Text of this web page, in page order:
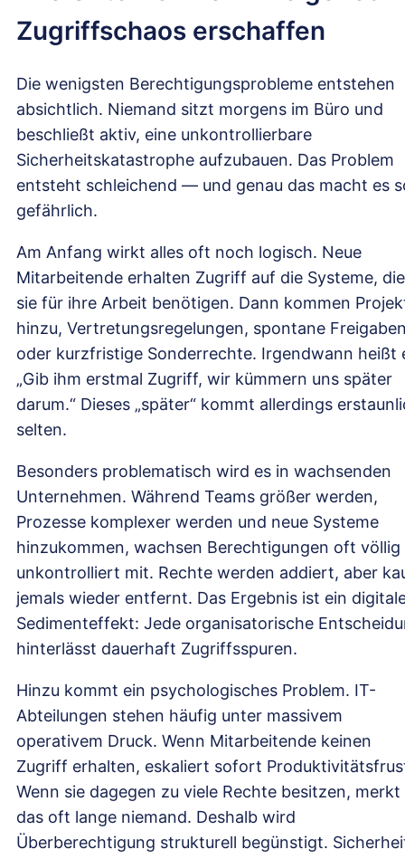
Zugriffschaos erschaffen
Die wenigsten Berechtigungsprobleme entstehen
absichtlich. Niemand sitzt morgens im Büro und
beschließt aktiv, eine unkontrollierbare
Sicherheitskatastrophe aufzubauen. Das Problem
entsteht schleichend — und genau das macht es
gefährlich.
Am Anfang wirkt alles oft noch logisch. Neue
Mitarbeitende erhalten Zugriff auf die Systeme, die
sie für ihre Arbeit benötigen. Dann kommen
hinzu, Vertretungsregelungen, spontane
oder kurzfristige Sonderrechte. Irgendwann heißt
„Gib ihm erstmal Zugriff, wir kümmern uns später
darum.“ Dieses „später“ kommt allerdings
selten.
Besonders problematisch wird es in wachsenden
Unternehmen. Während Teams größer werden,
Prozesse komplexer werden und neue Systeme
hinzukommen, wachsen Berechtigungen oft völlig
unkontrolliert mit. Rechte werden addiert, aber
jemals wieder entfernt. Das Ergebnis ist ein
Sedimenteffekt: Jede organisatorische
hinterlässt dauerhaft Zugriffsspuren.
Hinzu kommt ein psychologisches Problem. IT-
Abteilungen stehen häufig unter massivem
operativem Druck. Wenn Mitarbeitende keinen
Zugriff erhalten, eskaliert sofort
Wenn sie dagegen zu viele Rechte besitzen, merkt
das oft lange niemand. Deshalb wird
Überberechtigung strukturell begünstigt.